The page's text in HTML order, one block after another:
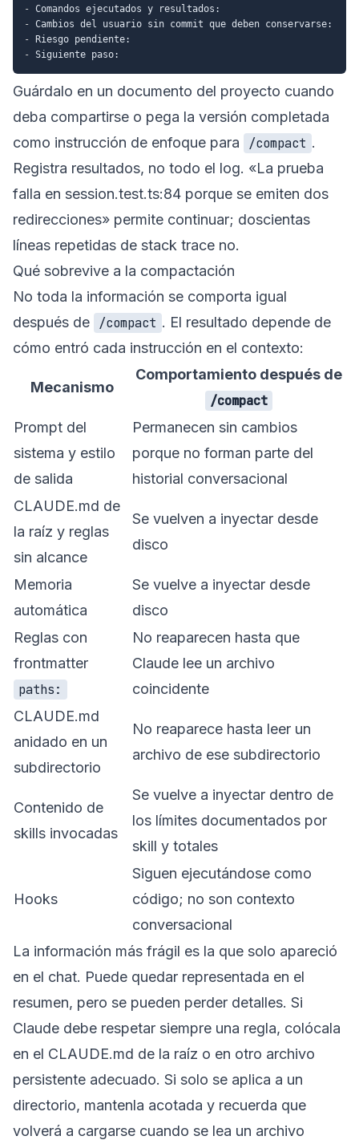
-
-
-
-
Guárdalo en un documento del proyecto cuando
deba compartirse o pega la versión completada
como instrucción de enfoque para
/compact .
Registra resultados, no todo el log. «La prueba
falla en session.test.ts:84 porque se emiten dos
redirecciones» permite continuar; doscientas
líneas repetidas de stack trace no.
Qué sobrevive a la compactación
No toda la información se comporta igual
después de
/compact . El resultado depende de
cómo entró cada instrucción en el contexto:
Mecanismo
Comportamiento después de
/compact
Prompt del
sistema y estilo
de salida
Permanecen sin cambios
porque no forman parte del
historial conversacional
CLAUDE.md de
la raíz y reglas
sin alcance
Se vuelven a inyectar desde
disco
Memoria
automática
Se vuelve a inyectar desde
disco
Reglas con
frontmatter
paths:
No reaparecen hasta que
Claude lee un archivo
coincidente
CLAUDE.md
anidado en un
subdirectorio
No reaparece hasta leer un
archivo de ese subdirectorio
Contenido de
skills invocadas
Se vuelve a inyectar dentro de
los límites documentados por
skill y totales
Hooks
Siguen ejecutándose como
código; no son contexto
conversacional
La información más frágil es la que solo apareció
en el chat. Puede quedar representada en el
resumen, pero se pueden perder detalles. Si
Claude debe respetar siempre una regla, colócala
en el CLAUDE.md de la raíz o en otro archivo
persistente adecuado. Si solo se aplica a un
directorio, mantenla acotada y recuerda que
volverá a cargarse cuando se lea un archivo